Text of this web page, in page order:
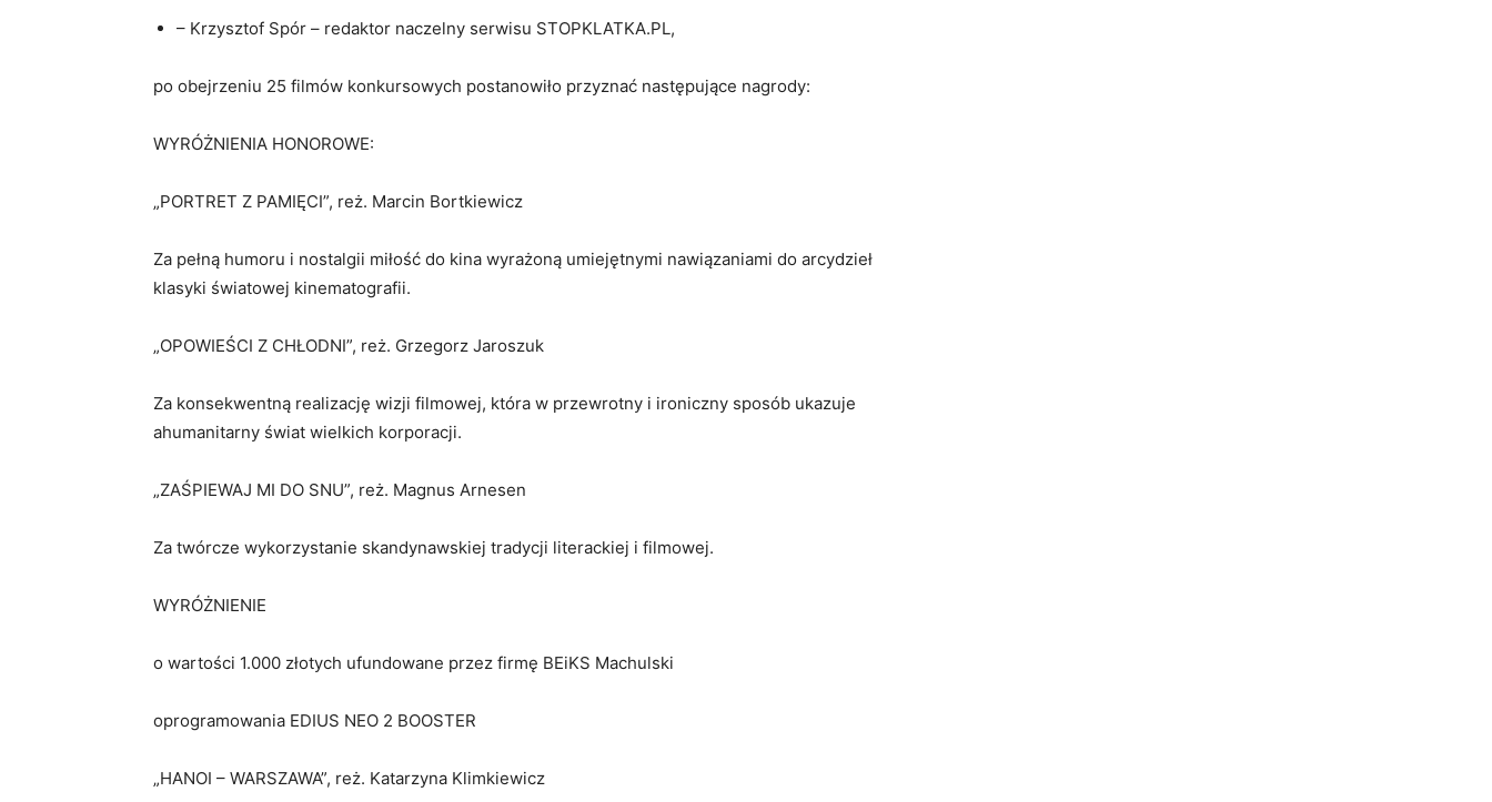
– Krzysztof Spór – redaktor naczelny serwisu STOPKLATKA.PL,
po obejrzeniu 25 filmów konkursowych postanowiło przyznać następujące nagrody:
WYRÓŻNIENIA HONOROWE:
„PORTRET Z PAMIĘCI”, reż. Marcin Bortkiewicz
Za pełną humoru i nostalgii miłość do kina wyrażoną umiejętnymi nawiązaniami do arcydzieł
klasyki światowej kinematografii.
„OPOWIEŚCI Z CHŁODNI”, reż. Grzegorz Jaroszuk
Za konsekwentną realizację wizji filmowej, która w przewrotny i ironiczny sposób ukazuje
ahumanitarny świat wielkich korporacji.
„ZAŚPIEWAJ MI DO SNU”, reż. Magnus Arnesen
Za twórcze wykorzystanie skandynawskiej tradycji literackiej i filmowej.
WYRÓŻNIENIE
o wartości 1.000 złotych ufundowane przez firmę BEiKS Machulski
oprogramowania EDIUS NEO 2 BOOSTER
„HANOI – WARSZAWA”, reż. Katarzyna Klimkiewicz